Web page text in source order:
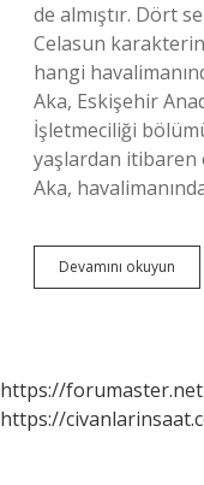
de almıştır. Dört
Celasun
hangi
Aka, Eskişehir
İşletmeciliği
yaşlardan itibaren
Aka,
Devamını okuyun
Aka
https://forumaster.net
https://